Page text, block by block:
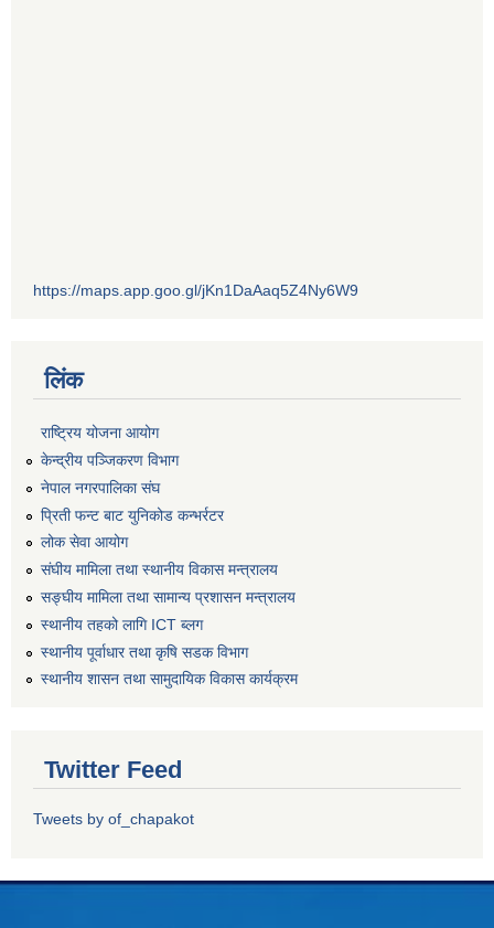
https://maps.app.goo.gl/jKn1DaAaq5Z4Ny6W9
लिंक
राष्ट्रिय योजना आयोग
केन्द्रीय पञ्जिकरण विभाग
नेपाल नगरपालिका संघ
प्रिती फन्ट बाट युनिकोड कन्भर्रटर
लोक सेवा आयोग
संघीय मामिला तथा स्थानीय विकास मन्त्रालय
सङ्घीय मामिला तथा सामान्य प्रशासन मन्त्रालय
स्थानीय तहको लागि ICT ब्लग
स्थानीय पूर्वाधार तथा कृषि सडक विभाग
स्थानीय शासन तथा सामुदायिक विकास कार्यक्रम
Twitter Feed
Tweets by of_chapakot